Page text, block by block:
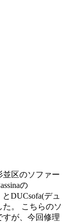
並区のソファー
の
DUCsofa(デュ
。 こちらのソ
すが、今回修理